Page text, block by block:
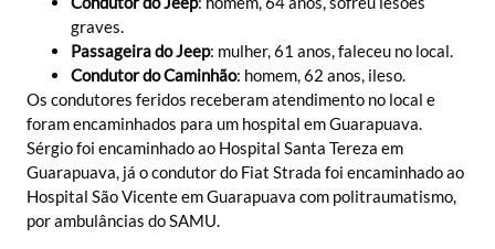
graves.
Passageira do Jeep: mulher, 61 anos, faleceu no local.
Condutor do Caminhão: homem, 62 anos, ileso.
Os condutores feridos receberam atendimento no local e
foram encaminhados para um hospital em Guarapuava.
Sérgio foi encaminhado ao Hospital Santa Tereza em
Guarapuava, já o condutor do Fiat Strada foi encaminhado ao
Hospital São Vicente em Guarapuava com politraumatismo,
por ambulâncias do SAMU.